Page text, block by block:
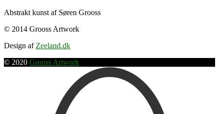
Abstrakt kunst af Søren Grooss
© 2014 Grooss Artwork
Design afZeeland.dk
© 2020 Grooss Artwork